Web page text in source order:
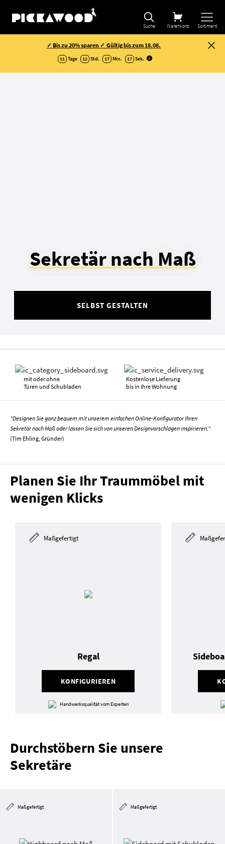
Suche Warenkorb Sortiment
✓ Bis zu 20% sparen ✓ Gültig bis zum 18.08.
11 Tage 12 Std. 17 Min. 17 Sek.
Sekretär nach Maß
SELBST GESTALTEN
mit oder ohne
Türen und Schubladen
Kostenlose Lieferung
bis in Ihre Wohnung
"Designen Sie ganz bequem mit unserem einfachen Online-Konfigurator Ihren
Sekretär nach Maß oder lassen Sie sich von unseren Designvorschlägen inspirieren."
(Tim Ehling, Gründer)
Planen Sie Ihr Traummöbel mit
wenigen Klicks
Maßgefertigt
KONFIGURIEREN
Regal
Handwerksqualität vom Experten
Durchstöbern Sie unsere
Sekretäre
Maßgefertigt Maßgefertigt